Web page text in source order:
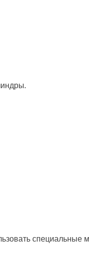
специальные